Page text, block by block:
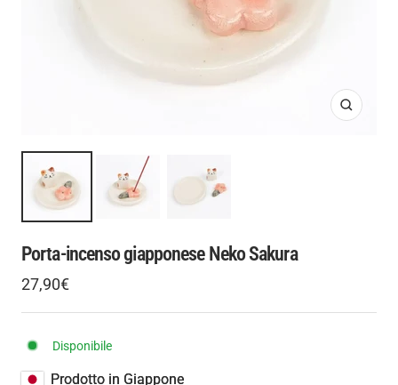
Porta-incenso giapponese Neko Sakura
Prezzo
di
vendita
27,90€
Disponibile
Prodotto in Giappone